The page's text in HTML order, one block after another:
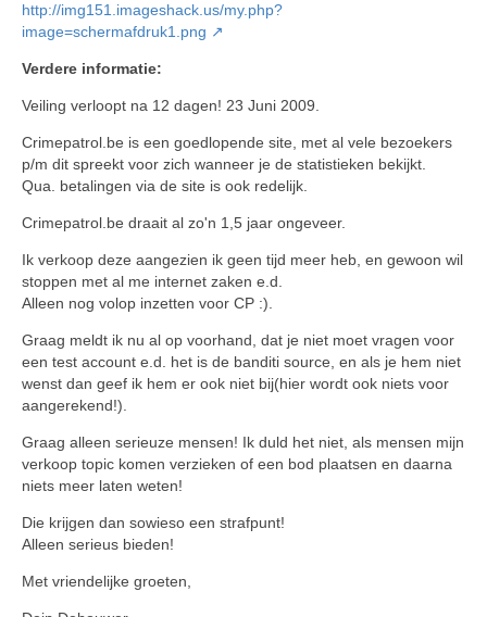
http://img151.imageshack.us/my.php?
image=schermafdruk1.png
Verdere informatie:
Veiling verloopt na 12 dagen! 23 Juni 2009.
Crimepatrol.be is een goedlopende site, met al vele bezoekers
p/m dit spreekt voor zich wanneer je de statistieken bekijkt.
Qua. betalingen via de site is ook redelijk.
Crimepatrol.be draait al zo'n 1,5 jaar ongeveer.
Ik verkoop deze aangezien ik geen tijd meer heb, en gewoon wil
stoppen met al me internet zaken e.d.
Alleen nog volop inzetten voor CP :).
Graag meldt ik nu al op voorhand, dat je niet moet vragen voor
een test account e.d. het is de banditi source, en als je hem niet
wenst dan geef ik hem er ook niet bij(hier wordt ook niets voor
aangerekend!).
Graag alleen serieuze mensen! Ik duld het niet, als mensen mijn
verkoop topic komen verzieken of een bod plaatsen en daarna
niets meer laten weten!
Die krijgen dan sowieso een strafpunt!
Alleen serieus bieden!
Met vriendelijke groeten,